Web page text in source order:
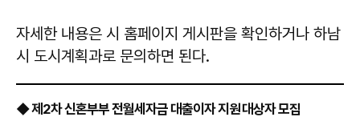
자세한 내용은 시 홈페이지 게시판을 확인하거나 하남
시 도시계획과로 문의하면 된다.
◆ 제2차 신혼부부 전월세자금 대출이자 지원 대상자 모집